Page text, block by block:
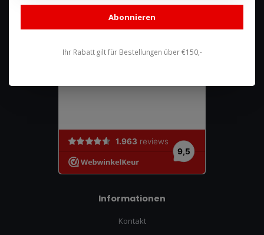
Bewertungen
Informationen
Kontakt
Abonnieren
Ihr Rabatt gilt für Bestellungen über €150,-